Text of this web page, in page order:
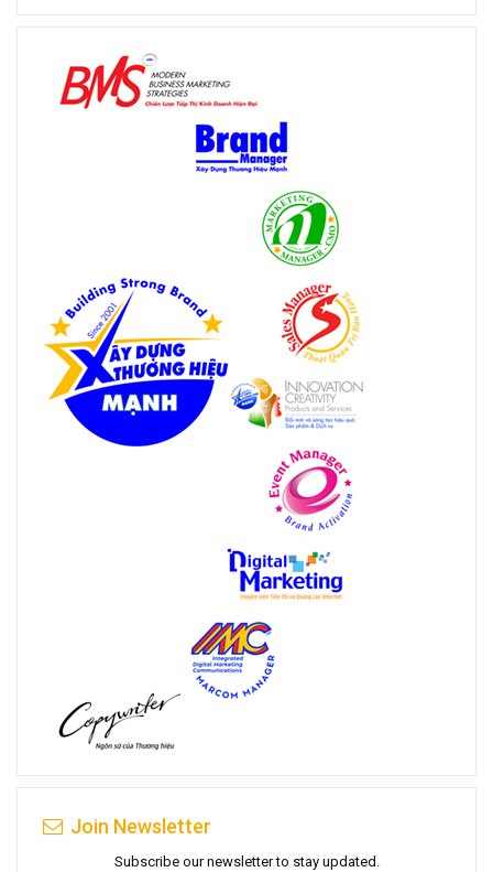
Join Newsletter
Subscribe our newsletter to stay updated.